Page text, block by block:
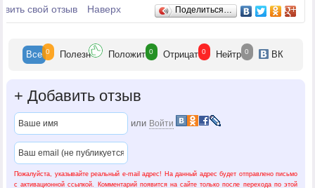
Отзывы
свой отзыв Наверх Поделиться…
Все 0 Полезн Положит 0 Отрицат 0 Нейтр 0 ВК
+ Добавить отзыв
или Войти
Пожалуйста, указывайте реальный e-mail адрес! На данный адрес будет отправлено письмо
с активационной ссылкой. Комментарий появится на сайте только после перехода по этой